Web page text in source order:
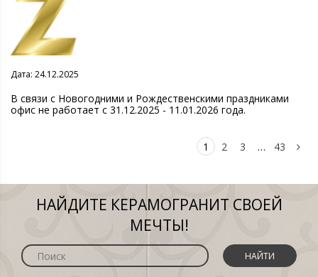
Дата: 24.12.2025
В связи с Новогодними и Рождественскими праздниками
офис не работает с 31.12.2025 - 11.01.2026 года.
1 2 3 … 43
НАЙДИТЕ КЕРАМОГРАНИТ СВОЕЙ
МЕЧТЫ!
НАЙТИ